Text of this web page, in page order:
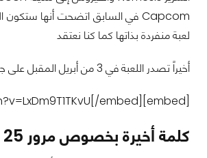
لعبة منفردة بذاتها كما كنا نعتقد
أخيراً تصدر اللعبة في 3 من أبريل المقبل على جميع المنصات
كلمة أخيرة بخصوص مرور 25 عاماً على ال Playstation :